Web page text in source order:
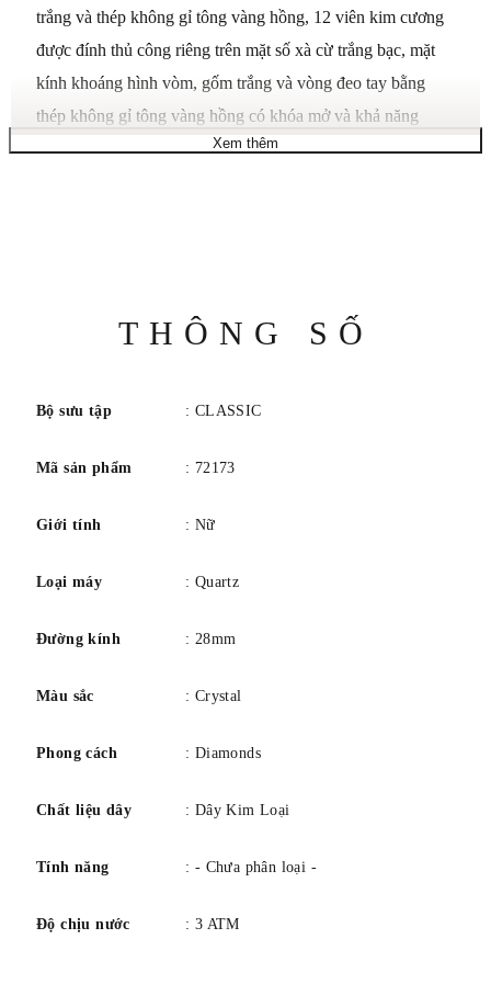
trắng và thép không gỉ tông vàng hồng, 12 viên kim cương
được đính thủ công riêng trên mặt số xà cừ trắng bạc, mặt
kính khoáng hình vòm, gốm trắng và vòng đeo tay bằng
thép không gỉ tông vàng hồng có khóa mở và khả năng
chống nước đến 30 mét.
Khả năng chống nước: 30M
Xem thêm
THÔNG SỐ
Bộ sưu tập : CLASSIC
Mã sản phẩm : 72173
Giới tính : Nữ
Loại máy : Quartz
Đường kính : 28mm
Màu sắc : Crystal
Phong cách : Diamonds
Chất liệu dây : Dây Kim Loại
Tính năng : - Chưa phân loại -
Độ chịu nước : 3 ATM